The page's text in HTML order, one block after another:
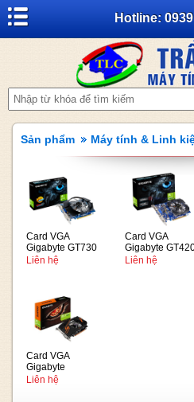
Hotline:
Sản phẩm Máy tính & Linh
Card VGA
Gigabyte GT730
2GB
Liên hệ
Card VGA
Gigabyte
2GB
Liên hệ
Card VGA
Gigabyte
GT1030 OC
Liên hệ